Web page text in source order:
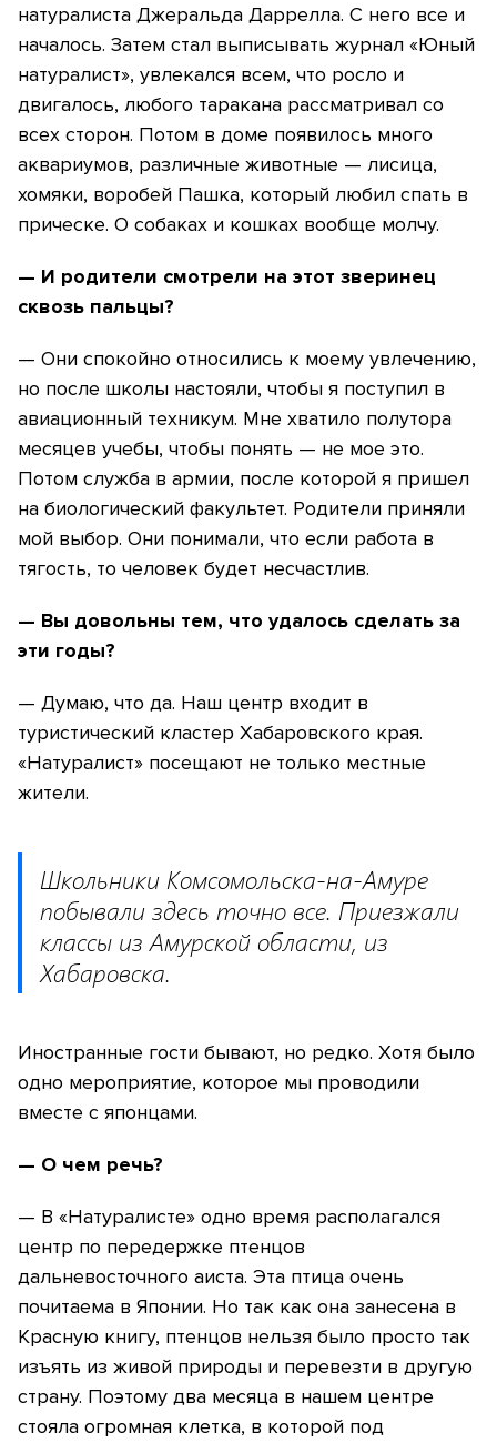
натуралиста Джеральда Даррелла. С него все и
началось. Затем стал выписывать журнал «Юный
натуралист», увлекался всем, что росло и
двигалось, любого таракана рассматривал со
всех сторон. Потом в доме появилось много
аквариумов, различные животные — лисица,
хомяки, воробей Пашка, который любил спать в
прическе. О собаках и кошках вообще молчу.
— И родители смотрели на этот зверинец
сквозь пальцы?
— Они спокойно относились к моему увлечению,
но после школы настояли, чтобы я поступил в
авиационный техникум. Мне хватило полутора
месяцев учебы, чтобы понять — не мое это.
Потом служба в армии, после которой я пришел
на биологический факультет. Родители приняли
мой выбор. Они понимали, что если работа в
тягость, то человек будет несчастлив.
— Вы довольны тем, что удалось сделать за
эти годы?
— Думаю, что да. Наш центр входит в
туристический кластер Хабаровского края.
«Натуралист» посещают не только местные
жители.
Школьники Комсомольска-на-Амуре
побывали здесь точно все. Приезжали
классы из Амурской области, из
Хабаровска.
Иностранные гости бывают, но редко. Хотя было
одно мероприятие, которое мы проводили
вместе с японцами.
— О чем речь?
— В «Натуралисте» одно время располагался
центр по передержке птенцов
дальневосточного аиста. Эта птица очень
почитаема в Японии. Но так как она занесена в
Красную книгу, птенцов нельзя было просто так
изъять из живой природы и перевезти в другую
страну. Поэтому два месяца в нашем центре
стояла огромная клетка, в которой под